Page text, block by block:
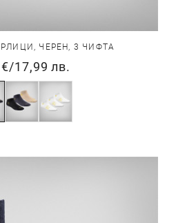
ЧЕРЕН, 3 ЧИФТА
/17,99 лв.